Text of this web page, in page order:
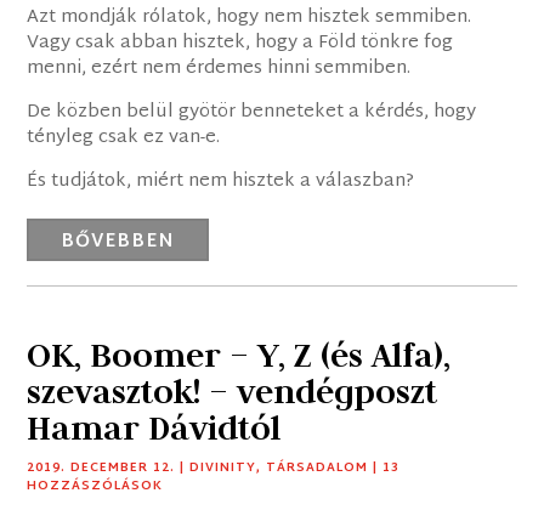
Azt mondják rólatok, hogy nem hisztek semmiben.
Vagy csak abban hisztek, hogy a Föld tönkre fog
menni, ezért nem érdemes hinni semmiben.
De közben belül gyötör benneteket a kérdés, hogy
tényleg csak ez van-e.
És tudjátok, miért nem hisztek a válaszban?
BŐVEBBEN
OK, Boomer – Y, Z (és Alfa),
szevasztok! – vendégposzt
Hamar Dávidtól
2019. DECEMBER 12. |DIVINITY, TÁRSADALOM | 13
HOZZÁSZÓLÁSOK